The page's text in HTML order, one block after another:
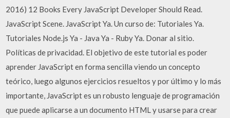
2016) 12 Books Every JavaScript Developer Should Read.
JavaScript Scene. JavaScript Ya. Un curso de: Tutoriales Ya.
Tutoriales Node.js Ya - Java Ya - Ruby Ya. Donar al sitio.
Políticas de privacidad. El objetivo de este tutorial es poder
aprender JavaScript en forma sencilla viendo un concepto
teórico, luego algunos ejercicios resueltos y por último y lo más
importante, JavaScript es un robusto lenguaje de programación
que puede aplicarse a un documento HTML y usarse para crear